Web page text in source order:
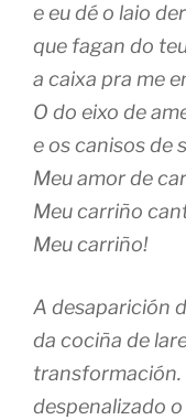
e eu dé o laio
que fagan do
a caixa pra me
O do eixo de
e os canisos de
Meu amor de
Meu carriño
Meu carriño!
A desaparición
da cociña de
transformación.
despenalizado